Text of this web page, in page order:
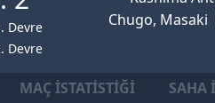
Devre
Devre
Chugo, Masaki
MAÇ İSTATISTIĞI
SAHA